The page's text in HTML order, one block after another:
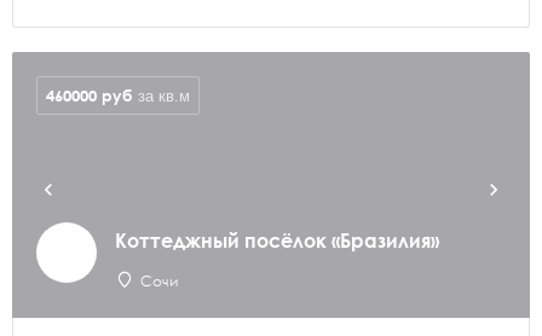
Коттеджный посёлок «Бразилия»
Сочи
460000 руб за кв.м